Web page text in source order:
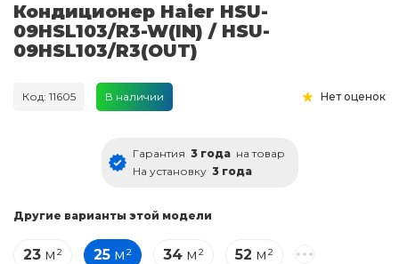
Кондиционер Haier HSU-
09HSL103/R3-W(IN) / HSU-
09HSL103/R3(OUT)
Код: 11605 В наличии Нет оценок
Гарантия 3 года на товар
На установку 3 года
Другие варианты этой модели
23 м² 25 м² 34 м² 52 м²